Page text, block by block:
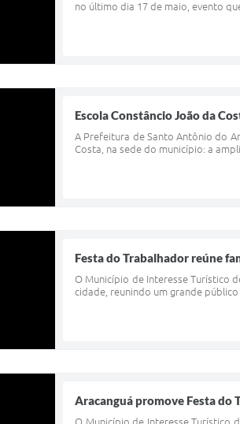
no último dia 17 de maio, evento
Escola Constâncio João da
A Prefeitura de Santo Antônio do
Costa, na sede do município: a
Festa do Trabalhador reúne
O Município de Interesse Turístico
cidade, reunindo um grande
Aracanguá promove Festa do
O Município de Interesse Turístico